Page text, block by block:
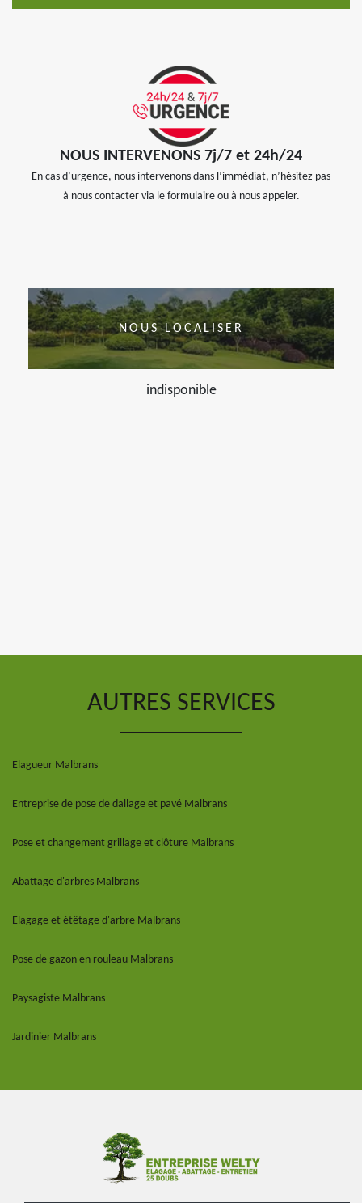
NOUS INTERVENONS 7j/7 et 24h/24
En cas d’urgence, nous intervenons dans l’immédiat, n’hésitez pas
à nous contacter via le formulaire ou à nous appeler.
NOUS LOCALISER
indisponible
AUTRES SERVICES
Elagueur Malbrans
Entreprise de pose de dallage et pavé Malbrans
Pose et changement grillage et clôture Malbrans
Abattage d'arbres Malbrans
Elagage et étêtage d'arbre Malbrans
Pose de gazon en rouleau Malbrans
Paysagiste Malbrans
Jardinier Malbrans